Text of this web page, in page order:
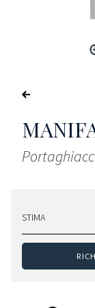
STIMA